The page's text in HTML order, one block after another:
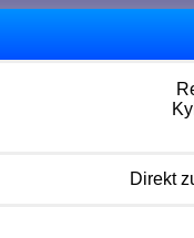
Direkt